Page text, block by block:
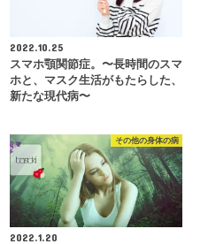
2022.10.25
スマホ顎関節症。〜長時間のスマ
ホと、マスク生活がもたらした、
新たな現代病〜
その他の身体の病
2022.1.20